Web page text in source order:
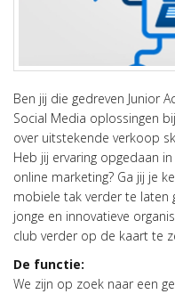
Ben jij die gedreven Junior
Social Media oplossingen
over uitstekende verkoop
Heb jij ervaring opgedaan
online marketing? Ga jij je
mobiele tak verder te laten
jonge en innovatieve
club verder op de kaart te
De functie:
We zijn op zoek naar een